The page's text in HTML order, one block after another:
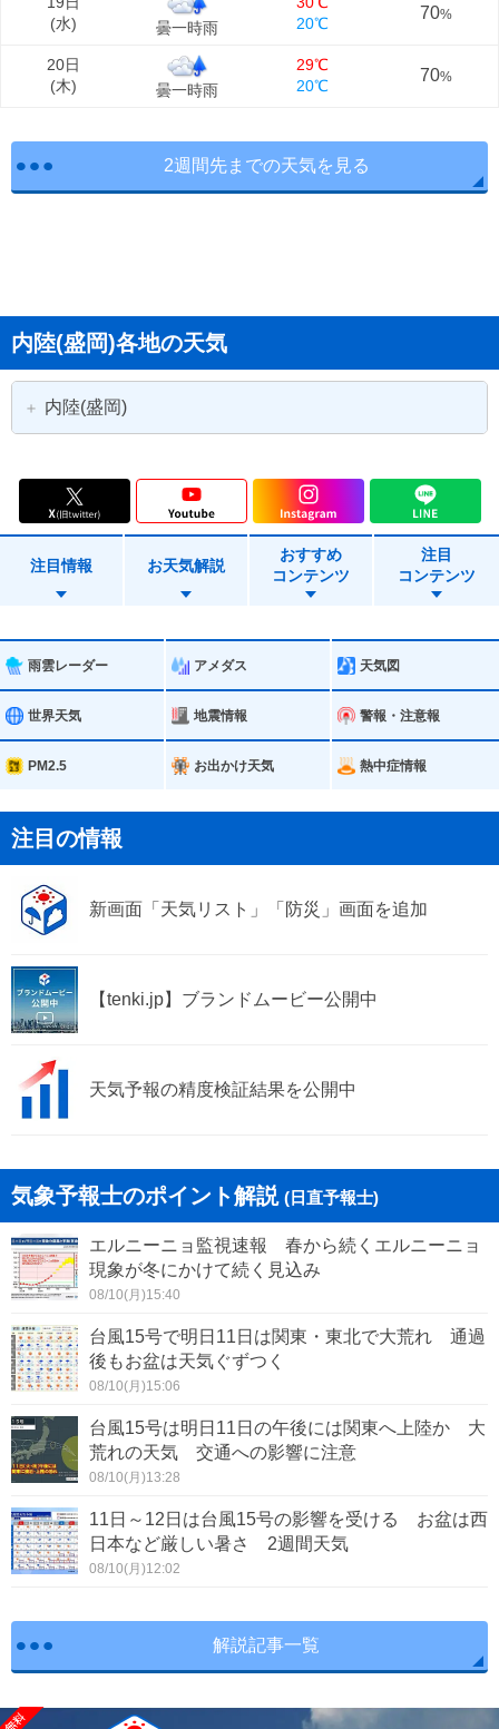
(水) 曇一時雨
20℃
70%
20日
(木) 曇一時雨
29℃
20℃
70%
2週間先までの天気を見る
内陸(盛岡)各地の天気
内陸(盛岡)
北上市 遠野市
一関市 二戸市
滝沢市
葛巻町
紫波町 矢巾町
西和賀町 金ケ崎町
九戸村 一戸町
注目情報 お天気解説
おすすめ
コンテンツ
注目
コンテンツ
雨雲レーダー アメダス 天気図
世界天気 地震情報 警報・注意報
PM2.5 お出かけ天気 熱中症情報
注目の情報
新画面「天気リスト」「防災」画面を追加
【tenki.jp】ブランドムービー公開中
天気予報の精度検証結果を公開中
気象予報士のポイント解説 (日直予報士)
エルニーニョ監視速報 春から続くエルニーニョ
現象が冬にかけて続く見込み
08/10(月)15:40
台風15号で明日11日は関東・東北で大荒れ 通過
後もお盆は天気ぐずつく
08/10(月)15:06
台風15号は明日11日の午後には関東へ上陸か 大
荒れの天気 交通への影響に注意
08/10(月)13:28
11日～12日は台風15号の影響を受ける お盆は西
日本など厳しい暑さ 2週間天気
08/10(月)12:02
解説記事一覧